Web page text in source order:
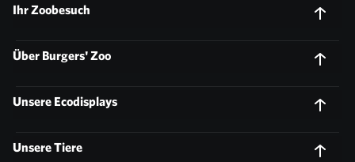
Ihr Zoobesuch
Über Burgers' Zoo
Unsere Ecodisplays
Unsere Tiere